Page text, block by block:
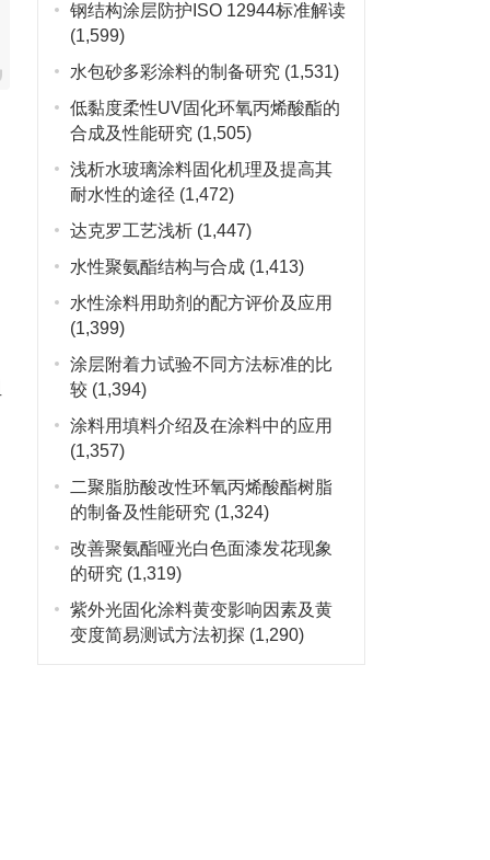
钢结构涂层防护ISO 12944标准解读
(1,599)
水包砂多彩涂料的制备研究 (1,531)
低黏度柔性UV固化环氧丙烯酸酯的
合成及性能研究 (1,505)
浅析水玻璃涂料固化机理及提高其
耐水性的途径 (1,472)
达克罗工艺浅析 (1,447)
水性聚氨酯结构与合成 (1,413)
水性涂料用助剂的配方评价及应用
(1,399)
涂层附着力试验不同方法标准的比
较 (1,394)
涂料用填料介绍及在涂料中的应用
(1,357)
二聚脂肪酸改性环氧丙烯酸酯树脂
的制备及性能研究 (1,324)
改善聚氨酯哑光白色面漆发花现象
的研究 (1,319)
紫外光固化涂料黄变影响因素及黄
变度简易测试方法初探 (1,290)